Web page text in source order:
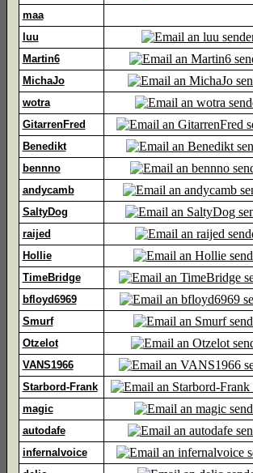
maa
luu
Martin6
MichaJo
wotra
GitarrenFred
Benedikt
bennno
andycamb
SaltyDog
raijed
Hollie
TimeBridge
bfloyd6969
Smurf
Otzelot
VANS1966
Starbord-Frank
magic
autodafe
infernalvoice